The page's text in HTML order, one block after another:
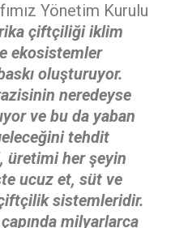
Yönetim Kurulu
çiftçiliği iklim
ekosistemler
oluşturuyor.
neredeyse
ve bu da yaban
tehdit
üretimi her şeyin
ucuz et, süt ve
sistemleridir.
milyarlarca